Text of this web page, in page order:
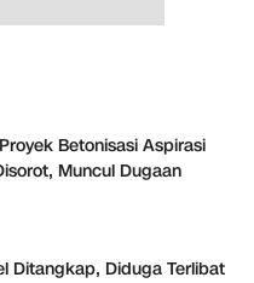
Betonisasi Aspirasi
Muncul Dugaan
Ditangkap, Diduga Terlibat